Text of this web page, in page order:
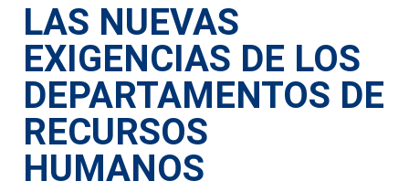
LAS NUEVAS
EXIGENCIAS DE LOS
DEPARTAMENTOS DE
RECURSOS
HUMANOS